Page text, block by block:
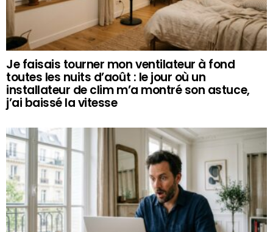
Je faisais tourner mon ventilateur à fond
toutes les nuits d’août : le jour où un
installateur de clim m’a montré son astuce,
j’ai baissé la vitesse